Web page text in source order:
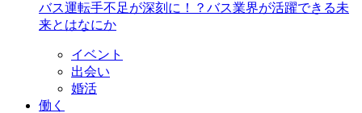
バス運転手不足が深刻に！？バス業界が活躍できる未
来とはなにか
イベント
出会い
婚活
働く